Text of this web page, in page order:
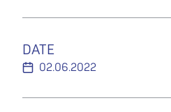
DATE
02.06.2022